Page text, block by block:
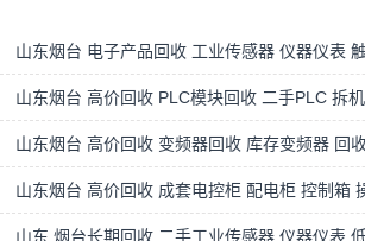
山东烟台 电子产品回收 工业传感器 仪器仪表
山东烟台 高价回收 PLC模块回收 二手PLC 拆
山东烟台 高价回收 变频器回收 库存变频器 回
山东烟台 高价回收 成套电控柜 配电柜 控制箱
山东 烟台长期回收 二手工业传感器 仪器仪表